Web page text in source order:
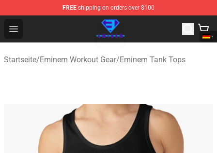
FREE shipping on orders over $100
Open menu
Eminem Store - Official Eminem Merchandise Shop
Startseite/Eminem Workout Gear/Eminem Tank Tops